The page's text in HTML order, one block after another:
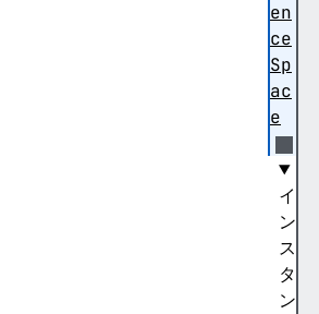
en
ce
Sp
ac
e
イ
ン
ス
タ
ン